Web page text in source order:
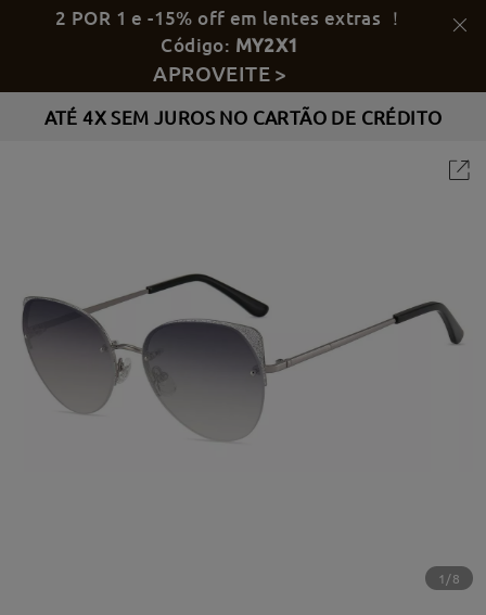
2 POR 1 e -15% off em lentes extras ！
Código: MY2X1
APROVEITE >
ATÉ 4X SEM JUROS NO CARTÃO DE CRÉDITO
1/8